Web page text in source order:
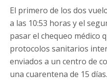
El primero de los dos
a las 10:53 horas y el
pasar el chequeo médico
protocolos sanitarios
enviados a un centro de
una cuarentena de 15 días.